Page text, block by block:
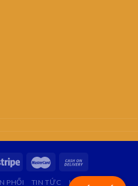
PHỐI TIN TỨC LIÊN HỆ